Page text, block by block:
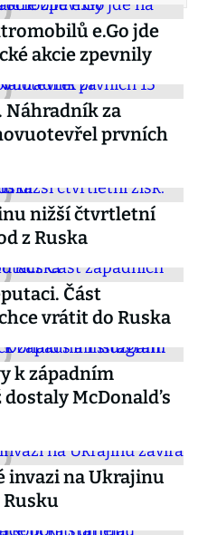
e.Go jde
akcie zpevnily
Náhradník za
prvních
nižší čtvrtletní
z Ruska
Část
vrátit do Ruska
k západním
McDonald’s
invazi na Ukrajinu
Rusku